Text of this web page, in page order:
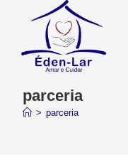
parceria
> parceria